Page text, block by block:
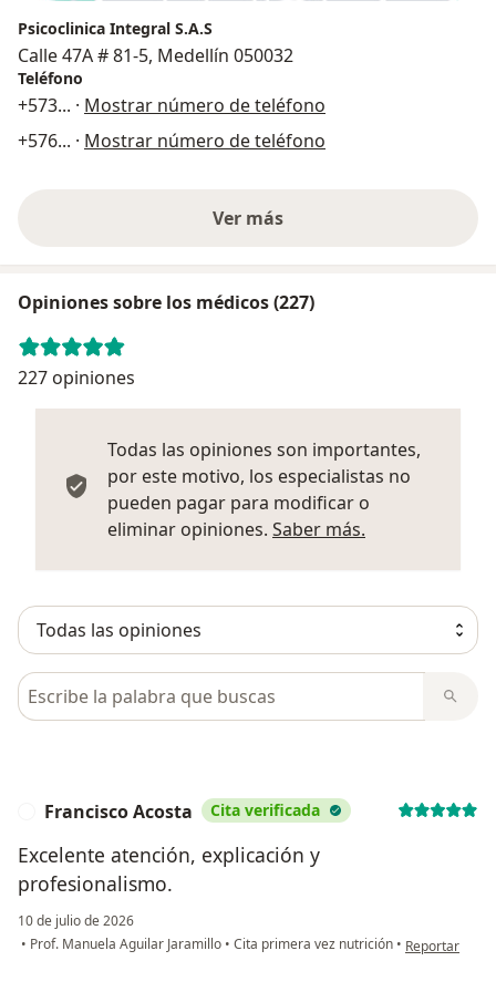
Psicoclinica Integral S.A.S
Calle 47A # 81-5, Medellín 050032
Teléfono
+573... · Mostrar número de teléfono
+576... · Mostrar número de teléfono
Ver más
Opiniones sobre los médicos (227)
227 opiniones
Todas las opiniones son importantes,
por este motivo, los especialistas no
pueden pagar para modificar o
eliminar opiniones. Saber más.
Busca en opiniones
Francisco Acosta Cita verificada
Excelente atención, explicación y
profesionalismo.
10 de julio de 2026
• Prof. Manuela Aguilar Jaramillo • Cita primera vez nutrición • en opinión del
Reportar